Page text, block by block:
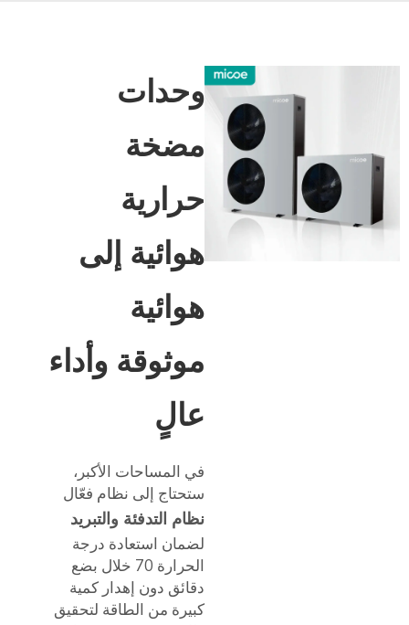
وحدات
مضخة
حرارية
هوائية إلى
هوائية
موثوقة وأداء
عالٍ
في المساحات الأكبر،
ستحتاج إلى نظام فعّال
نظام التدفئة والتبريد
لضمان استعادة درجة
الحرارة 70 خلال بضع
دقائق دون إهدار كمية
كبيرة من الطاقة لتحقيق